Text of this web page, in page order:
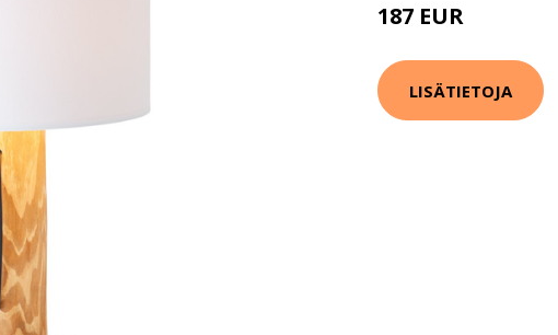
187 EUR
LISÄTIETOJA